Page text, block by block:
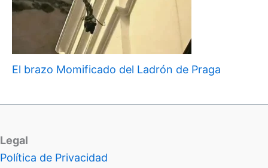
El brazo Momificado del Ladrón de Praga
Legal
Política de Privacidad